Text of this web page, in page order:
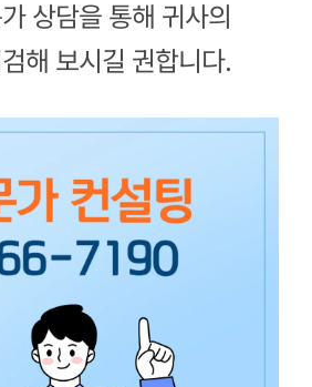
상담을 통해 귀사의
해 보시길 권합니다.